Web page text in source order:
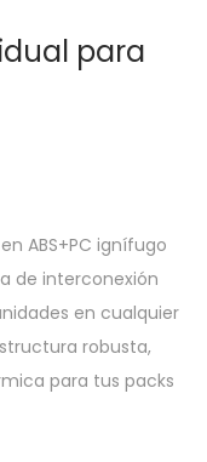
para
ABS+PC ignífugo
de interconexión
en cualquier
robusta,
para tus packs